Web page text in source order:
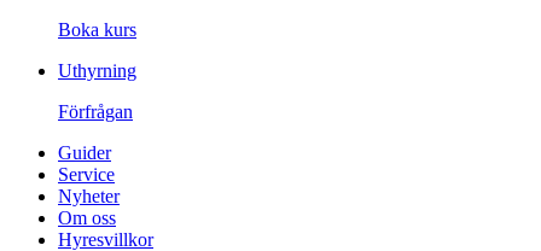
Boka kurs
Uthyrning
Förfrågan
Guider
Service
Nyheter
Om oss
Hyresvillkor